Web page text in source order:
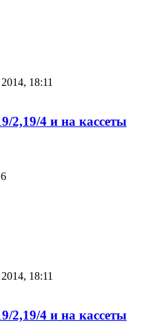
18:11
2,19/4 и на кассеты
18:11
2,19/4 и на кассеты